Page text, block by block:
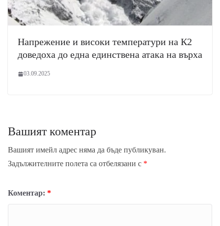
Напрежение и високи температури на К2
доведоха до една единствена атака на върха
03.09.2025
Вашият коментар
Вашият имейл адрес няма да бъде публикуван.
Задължителните полета са отбелязани с *
Коментар: *